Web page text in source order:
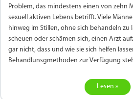
Problem, das mindestens einen von zehn
sexuell aktiven Lebens betrifft. Viele
hinweg im Stillen, ohne sich behandeln zu
scheuen oder schämen sich, einen Arzt
gar nicht, dass und wie sie sich helfen
Behandlunsgmethoden zur Verfügung
Lesen »